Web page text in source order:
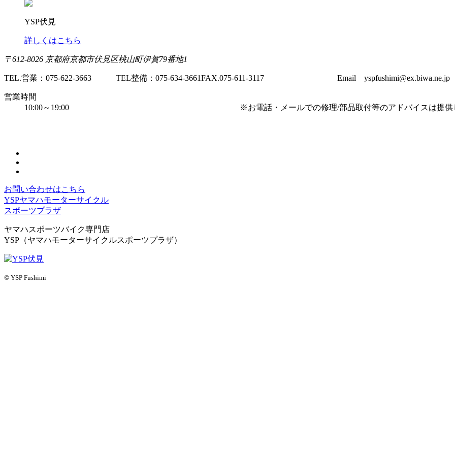
YSP伏見
詳しくはこちら
〒612-8026 京都府京都市伏見区桃山町伊賀79番地1
TEL.営業：075-622-3663 TEL整備：075-634-3661FAX.075-611-3117 Email yspfushimi@ex.biwa.ne.jp
営業時間
10:00～19:00 ※お電話・メールでの修理/部品取付等のアドバイスは提供して
お問い合わせはこちら
YSPヤマハモーターサイクル
スポーツプラザ
ヤマハスポーツバイク専門店
YSP（ヤマハモーターサイクルスポーツプラザ）
© YSP Fushimi